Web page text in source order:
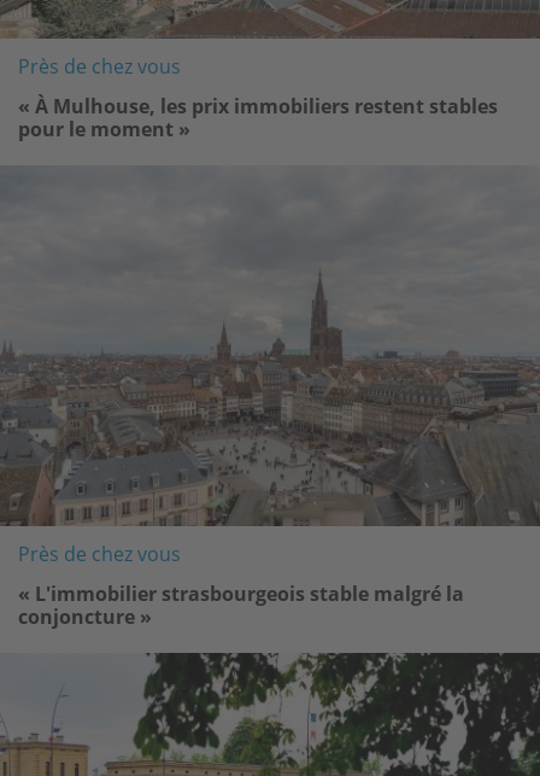
Près de chez vous
« À Mulhouse, les prix immobiliers restent stables
pour le moment »
Près de chez vous
« L'immobilier strasbourgeois stable malgré la
conjoncture »